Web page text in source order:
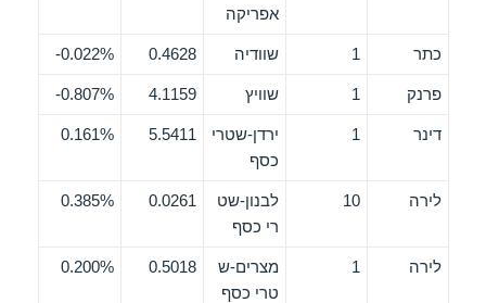
אפריקה
כתר 1 שוודיה 0.4628
0.022%-
פרנק 1 שוויץ 4.1159
0.807%-
דינר 1
ירדן-שטרי
כסף
5.5411
0.161%
לירה 10
לבנון-שט
רי כסף
0.0261
0.385%
לירה 1
מצרים-ש
טרי כסף
0.5018
0.200%